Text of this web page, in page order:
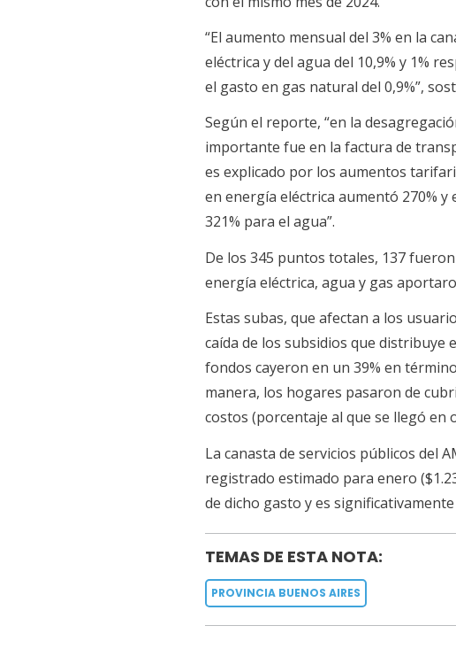
“El aumento mensual del 3% en la
eléctrica y del agua del 10,9% y 1%
el gasto en gas natural del 0,9%”,
Según el reporte, “en la
importante fue en la factura de
es explicado por los aumentos
en energía eléctrica aumentó 270%
321% para el agua”.
De los 345 puntos totales, 137
energía eléctrica, agua y gas
Estas subas, que afectan a los
caída de los subsidios que distribuye
fondos cayeron en un 39% en
manera, los hogares pasaron de
costos (porcentaje al que se llegó en
La canasta de servicios públicos del
registrado estimado para enero
de dicho gasto y es
TEMAS DE ESTA NOTA:
PROVINCIA BUENOS AIRES